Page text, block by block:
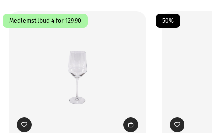
Medlemstilbud 4 for 129,90 50%